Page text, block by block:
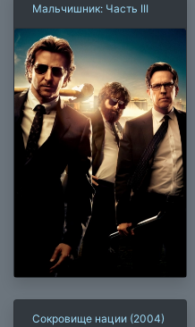
Мальчишник: Часть III
Сокровище нации (2004)